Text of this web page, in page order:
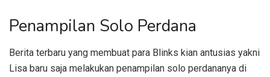
Penampilan Solo Perdana
Berita terbaru yang membuat para Blinks kian antusias yakni
Lisa baru saja melakukan penampilan solo perdananya di